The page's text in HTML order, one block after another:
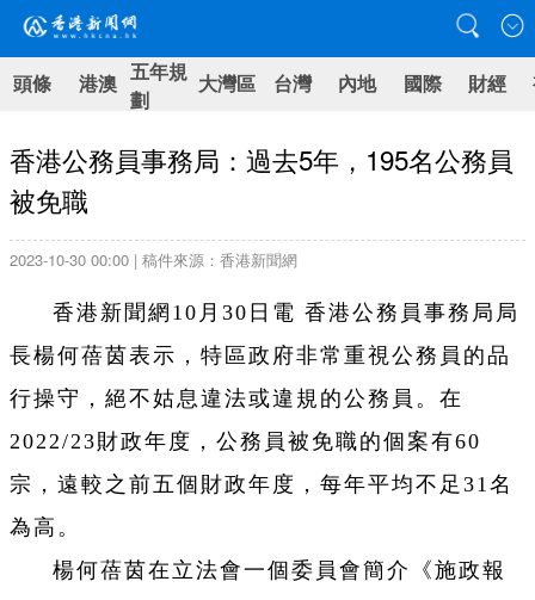
頭條 港澳 五年規
劃
大灣區 台灣 內地 國際 財經
香港公務員事務局：過去5年，195名公務員
被免職
2023-10-30 00:00 | 稿件來源：香港新聞網
香港新聞網10月30日電 香港公務員事務局局
長楊何蓓茵表示，特區政府非常重視公務員的品
行操守，絕不姑息違法或違規的公務員。在
2022/23財政年度，公務員被免職的個案有60
宗，遠較之前五個財政年度，每年平均不足31名
為高。
楊何蓓茵在立法會一個委員會簡介《施政報